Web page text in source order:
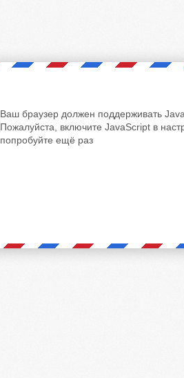
Ваш браузер должен поддерживать
Пожалуйста, включите JavaScript в
попробуйте ещё раз